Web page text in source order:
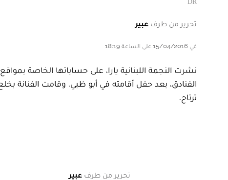
DR
تحرير من طرف عبير
في 15/04/2016 على الساعة 18:19
نشرت النجمة اللبنانية يارا، على حساباتها الخاصة
الفنادق، بعد حفل أقامته في أبو ظبي. وقامت الفنانة
ترتاح.
تحرير من طرف عبير